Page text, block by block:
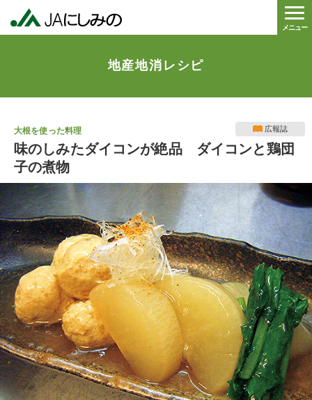
メニュー
地産地消レシピ
広報誌
大根を使った料理
味のしみたダイコンが絶品 ダイコンと鶏団
子の煮物